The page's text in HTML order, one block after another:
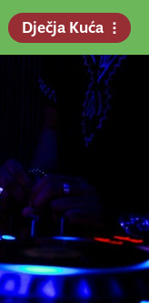
Dječja Kuća